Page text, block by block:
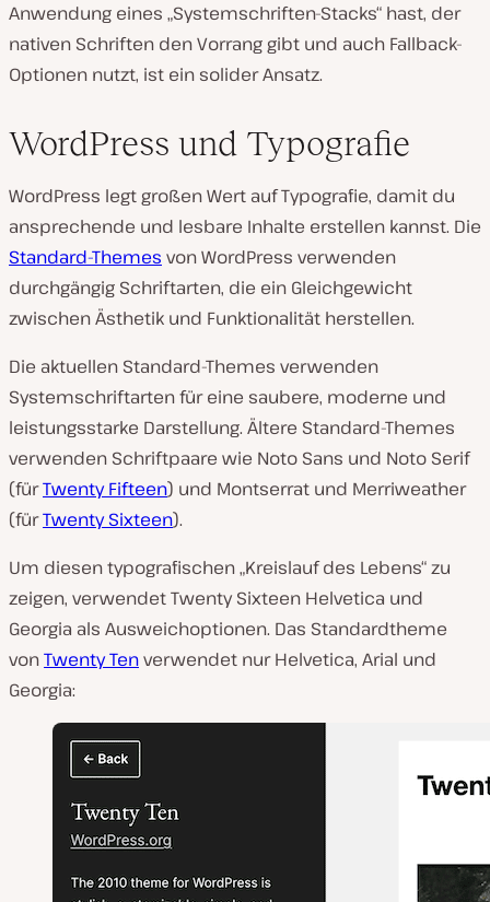
Anwendung eines „Systemschriften-Stacks“ hast, der
nativen Schriften den Vorrang gibt und auch Fallback-
Optionen nutzt, ist ein solider Ansatz.
WordPress und Typografie
WordPress legt großen Wert auf Typografie, damit du
ansprechende und lesbare Inhalte erstellen kannst. Die
Standard-Themes von WordPress verwenden
durchgängig Schriftarten, die ein Gleichgewicht
zwischen Ästhetik und Funktionalität herstellen.
Die aktuellen Standard-Themes verwenden
Systemschriftarten für eine saubere, moderne und
leistungsstarke Darstellung. Ältere Standard-Themes
verwenden Schriftpaare wie Noto Sans und Noto Serif
(fürTwenty Fifteen) und Montserrat und Merriweather
(fürTwenty Sixteen).
Um diesen typografischen „Kreislauf des Lebens“ zu
zeigen, verwendet Twenty Sixteen Helvetica und
Georgia als Ausweichoptionen. Das Standardtheme
vonTwenty Tenverwendet nur Helvetica, Arial und
Georgia: